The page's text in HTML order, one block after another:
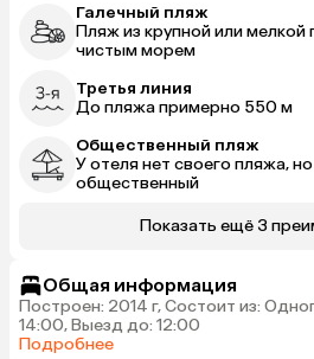
Галечный пляж
Пляж из крупной или мелкой
чистым морем
Третья линия
До пляжа примерно 550 м
Общественный пляж
У отеля нет своего пляжа,
общественный
Показать ещё 3
Общая информация
Построен: 2014 г, Состоит из:
14:00, Выезд до: 12:00
Подробнее